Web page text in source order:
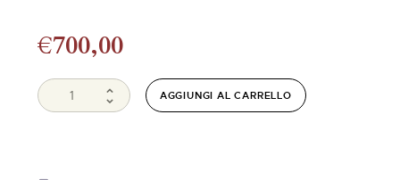
€700,00
AGGIUNGI AL CARRELLO